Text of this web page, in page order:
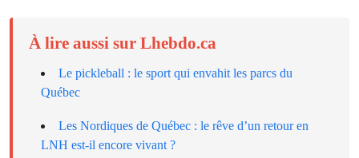
À lire aussi sur Lhebdo.ca
Le pickleball : le sport qui envahit les parcs du
Québec
Les Nordiques de Québec : le rêve d’un retour en
LNH est-il encore vivant ?